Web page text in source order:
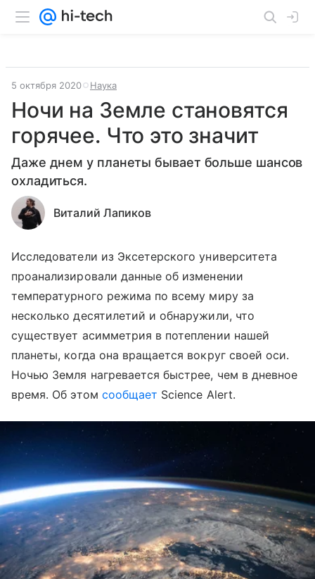
5 октября 2020 Наука
Ночи на Земле становятся
горячее. Что это значит
Даже днем у планеты бывает больше шансов
охладиться.
Виталий Лапиков
Исследователи из Эксетерского университета
проанализировали данные об изменении
температурного режима по всему миру за
несколько десятилетий и обнаружили, что
существует асимметрия в потеплении нашей
планеты, когда она вращается вокруг своей оси.
Ночью Земля нагревается быстрее, чем в дневное
время. Об этом сообщает Science Alert.